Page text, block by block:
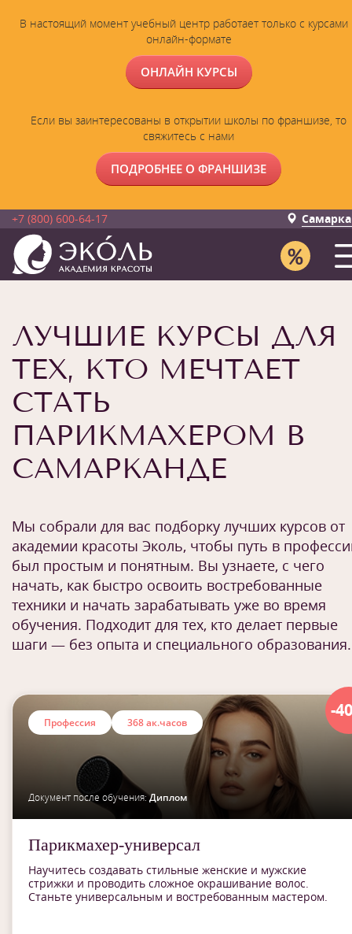
В настоящий момент учебный центр работает только с курсами
онлайн-формате
ОНЛАЙН КУРСЫ
Если вы заинтересованы в открытии школы по франшизе, то
свяжитесь с нами
ПОДРОБНЕЕ О ФРАНШИЗЕ
+7 (800) 600-64-17
ЛУЧШИЕ КУРСЫ ДЛЯ
ТЕХ, КТО МЕЧТАЕТ
СТАТЬ
ПАРИКМАХЕРОМ В
САМАРКАНДЕ
Мы собрали для вас подборку лучших курсов от
академии красоты Эколь, чтобы путь в
был простым и понятным. Вы узнаете, с чего
начать, как быстро освоить востребованные
техники и начать зарабатывать уже во время
обучения. Подходит для тех, кто делает первые
шаги — без опыта и специального образования.
-
Профессия 368 ак.часов
Документ после обучения:Диплом
Парикмахер-универсал
Научитесь создавать стильные женские и мужские
стрижки и проводить сложное окрашивание волос.
Станьте универсальным и востребованным мастером.